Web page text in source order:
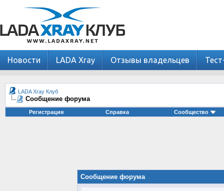
Новости LADA Xray Отзывы владельцев
LADA Xray Клуб
Сообщение форума
Регистрация Справка Сообщество
Сообщение форума